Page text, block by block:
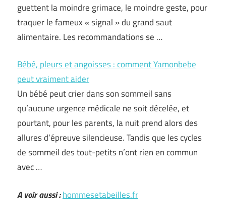
guettent la moindre grimace, le moindre geste, pour
traquer le fameux « signal » du grand saut
alimentaire. Les recommandations se …
Bébé, pleurs et angoisses : comment Yamonbebe
peut vraiment aider
Un bébé peut crier dans son sommeil sans
qu’aucune urgence médicale ne soit décelée, et
pourtant, pour les parents, la nuit prend alors des
allures d’épreuve silencieuse. Tandis que les cycles
de sommeil des tout-petits n’ont rien en commun
avec …
A voir aussi :hommesetabeilles.fr